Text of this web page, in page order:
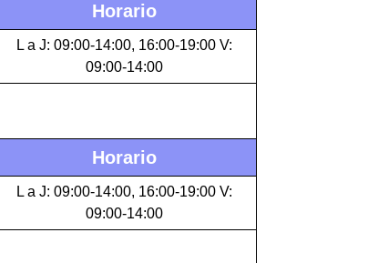
Horario
L a J: 09:00-14:00, 16:00-19:00 V:
09:00-14:00
Horario
L a J: 09:00-14:00, 16:00-19:00 V:
09:00-14:00